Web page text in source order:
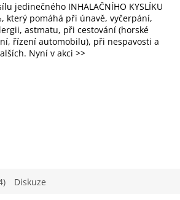
jedinečného INHALAČNÍHO KYSLÍKU
který pomáhá při únavě, vyčerpání,
astmatu, při cestování (horské
řízení automobilu), při nespavosti a
Nyní v akci >>
Diskuze